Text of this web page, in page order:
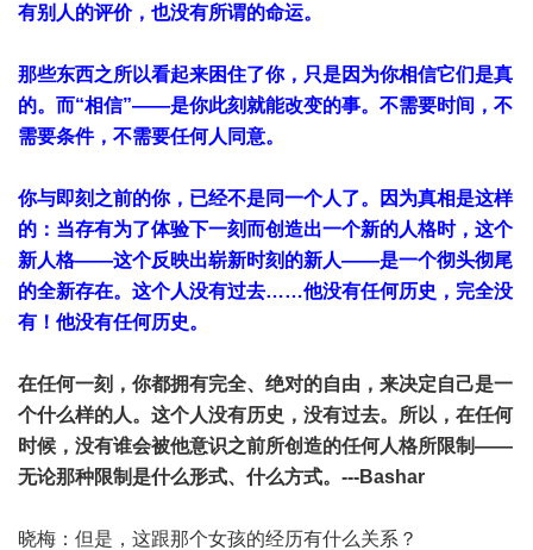
有别人的评价，也没有所谓的命运。
那些东西之所以看起来困住了你，只是因为你相信它们是真
的。而“相信”——是你此刻就能改变的事。不需要时间，不
需要条件，不需要任何人同意。
你与即刻之前的你，已经不是同一个人了。因为真相是这样
的：当存有为了体验下一刻而创造出一个新的人格时，这个
新人格——这个反映出崭新时刻的新人——是一个彻头彻尾
的全新存在。这个人没有过去……他没有任何历史，完全没
有！他没有任何历史。
在任何一刻，你都拥有完全、绝对的自由，来决定自己是一
个什么样的人。这个人没有历史，没有过去。所以，在任何
时候，没有谁会被他意识之前所创造的任何人格所限制——
无论那种限制是什么形式、什么方式。 ---Bashar
晓梅：但是，这跟那个女孩的经历有什么关系？